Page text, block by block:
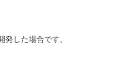
した場合です。